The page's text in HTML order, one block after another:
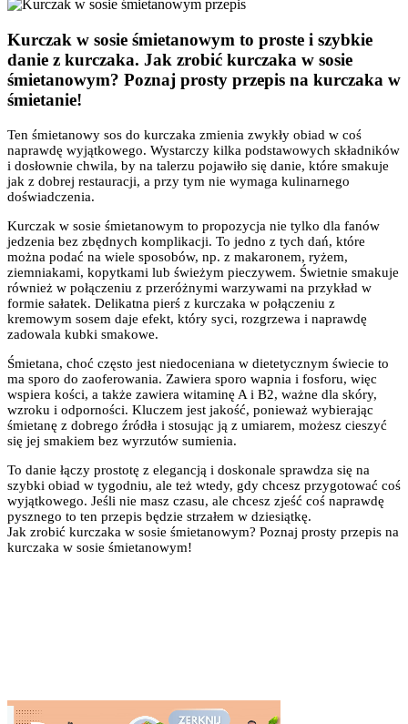
Kurczak w sosie śmietanowym to proste i szybkie
danie z kurczaka. Jak zrobić kurczaka w sosie
śmietanowym? Poznaj prosty przepis na kurczaka w
śmietanie!
Ten śmietanowy sos do kurczaka zmienia zwykły obiad w coś
naprawdę wyjątkowego. Wystarczy kilka podstawowych składników
i dosłownie chwila, by na talerzu pojawiło się danie, które smakuje
jak z dobrej restauracji, a przy tym nie wymaga kulinarnego
doświadczenia.
Kurczak w sosie śmietanowym to propozycja nie tylko dla fanów
jedzenia bez zbędnych komplikacji. To jedno z tych dań, które
można podać na wiele sposobów, np. z makaronem, ryżem,
ziemniakami, kopytkami lub świeżym pieczywem. Świetnie smakuje
również w połączeniu z przeróżnymi warzywami na przykład w
formie sałatek. Delikatna pierś z kurczaka w połączeniu z
kremowym sosem daje efekt, który syci, rozgrzewa i naprawdę
zadowala kubki smakowe.
Śmietana, choć często jest niedoceniana w dietetycznym świecie to
ma sporo do zaoferowania. Zawiera sporo wapnia i fosforu, więc
wspiera kości, a także zawiera witaminę A i B2, ważne dla skóry,
wzroku i odporności. Kluczem jest jakość, ponieważ wybierając
śmietanę z dobrego źródła i stosując ją z umiarem, możesz cieszyć
się jej smakiem bez wyrzutów sumienia.
To danie łączy prostotę z elegancją i doskonale sprawdza się na
szybki obiad w tygodniu, ale też wtedy, gdy chcesz przygotować coś
wyjątkowego. Jeśli nie masz czasu, ale chcesz zjeść coś naprawdę
pysznego to ten przepis będzie strzałem w dziesiątkę.
Jak zrobić kurczaka w sosie śmietanowym? Poznaj prosty przepis na
kurczaka w sosie śmietanowym!